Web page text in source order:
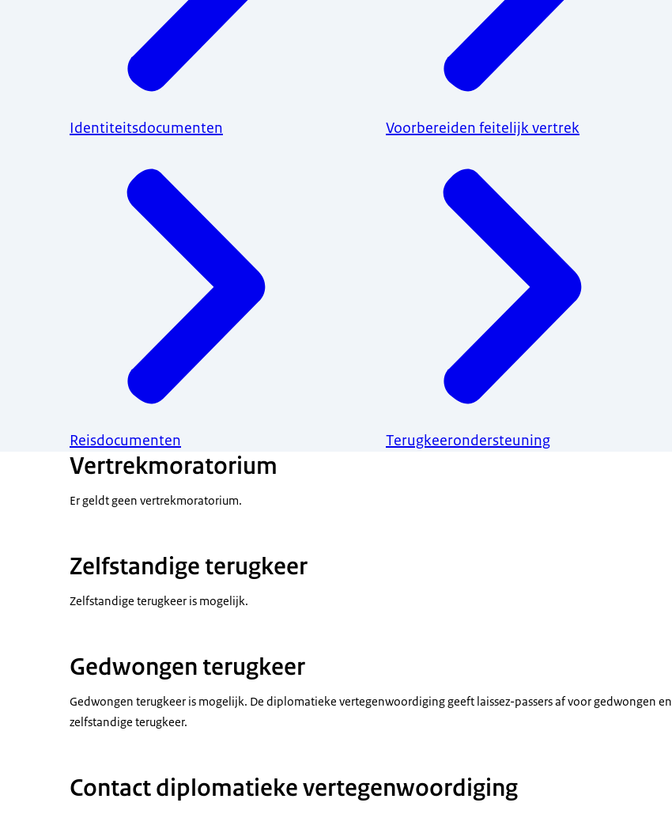
Identiteitsdocumenten
Reisdocumenten
Voorbereiden feitelijk vertrek
Terugkeerondersteuning
Vertrekmoratorium
Er geldt geen vertrekmoratorium.
Zelfstandige terugkeer
Zelfstandige terugkeer is mogelijk.
Gedwongen terugkeer
Gedwongen terugkeer is mogelijk. De diplomatieke vertegenwoordiging geeft laissez-passers af voor gedwongen en
zelfstandige terugkeer.
Contact diplomatieke vertegenwoordiging